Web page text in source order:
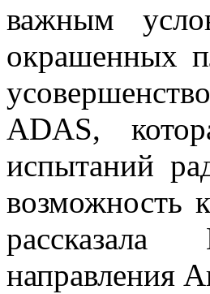
важным
окрашенных
ADAS,
испытаний
возможность
рассказала